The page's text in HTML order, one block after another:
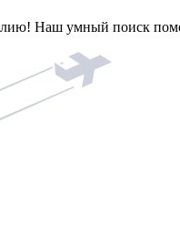
Наш умный поиск